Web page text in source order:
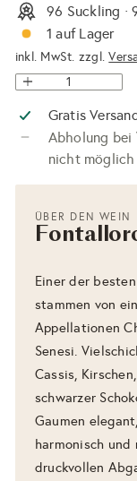
96 Suckling ·
1 auf Lager
inkl. MwSt. zzgl.
Gratis
Abholung bei
nicht möglich
ÜBER DEN WEIN
Einer der
stammen von
Appellationen
Senesi.
Cassis,
schwarzer
Gaumen
harmonisch
druckvollen